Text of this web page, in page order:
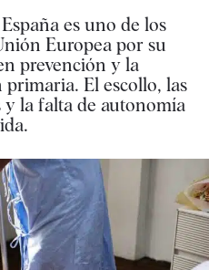
es uno de los
Europea por su
prevención y la
El escollo, las
y la falta de autonomía